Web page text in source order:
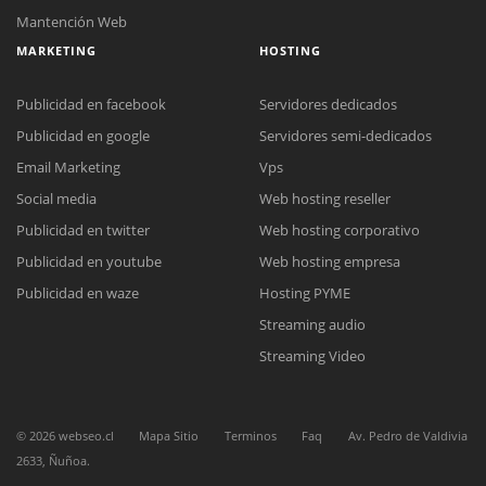
Reunión online
Nuestros ejecutivos le enviarán un correo electrónico con el enlace a
Meet para la reunión online.
Cotización
Chat Online
Todos nuestros ejecutivos están fuera de línea. Complete el formulario
Mantención Web
MARKETING
Publicidad en facebook
Publicidad en google
Email Marketing
Social media
Publicidad en twitter
Publicidad en youtube
Publicidad en waze
HOSTING
Servidores dedicados
Servidores semi-dedicados
Vps
Web hosting reseller
Web hosting corporativo
Web hosting empresa
Hosting PYME
Streaming audio
Streaming Video
© 2026 webseo.cl Mapa Sitio Terminos Faq
Av. Pedro de Valdivia
2633, Ñuñoa.